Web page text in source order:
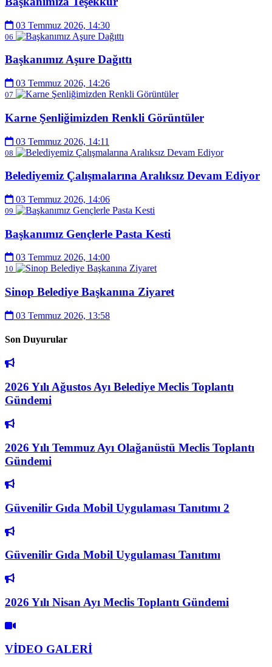
03 Temmuz 2026, 14:30
06
Başkanımız Aşure Dağıttı
03 Temmuz 2026, 14:26
07
Karne Şenliğimizden Renkli Görüntüler
03 Temmuz 2026, 14:11
08
Belediyemiz Çalışmalarına Aralıksız Devam Ediyor
03 Temmuz 2026, 14:06
09
Başkanımız Gençlerle Pasta Kesti
03 Temmuz 2026, 14:00
10
Sinop Belediye Başkanına Ziyaret
03 Temmuz 2026, 13:58
Son Duyurular
2026 Yılı Ağustos Ayı Belediye Meclis Toplantı
Gündemi
2026 Yılı Temmuz Ayı Olağanüstü Meclis Toplantı
Gündemi
Güvenilir Gıda Mobil Uygulaması Tanıtımı 2
Güvenilir Gıda Mobil Uygulaması Tanıtımı
2026 Yılı Nisan Ayı Meclis Toplantı Gündemi
VİDEO GALERİ